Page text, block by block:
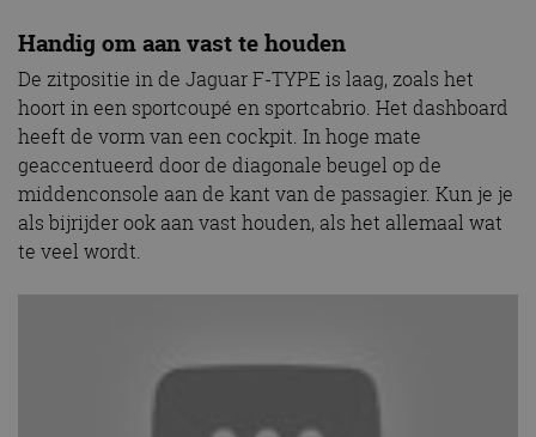
Handig om aan vast te houden
De zitpositie in de Jaguar F-TYPE is laag, zoals het
hoort in een sportcoupé en sportcabrio. Het dashboard
heeft de vorm van een cockpit. In hoge mate
geaccentueerd door de diagonale beugel op de
middenconsole aan de kant van de passagier. Kun je je
als bijrijder ook aan vast houden, als het allemaal wat
te veel wordt.